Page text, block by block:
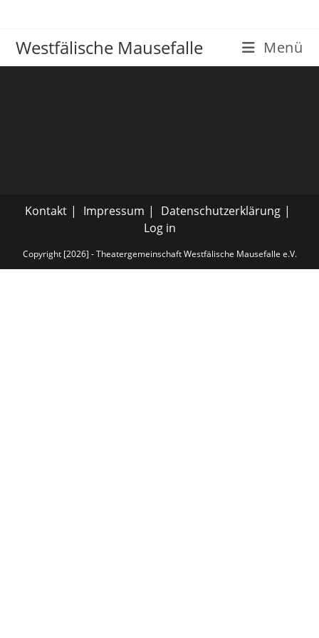
Westfälische Mausefalle Menü
Kontakt Impressum
Datenschutzerklärung
Log in
Copyright [2026] - Theatergemeinschaft Westfälische Mausefalle e.V.